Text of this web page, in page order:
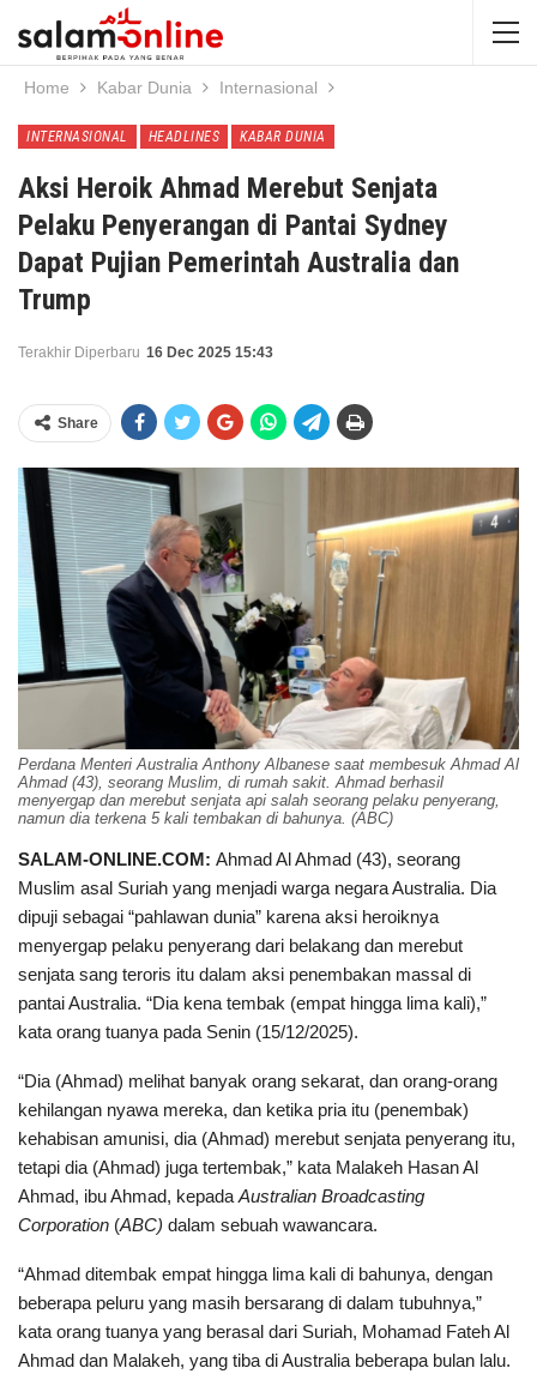
Home Kabar Dunia Internasional
INTERNASIONAL HEADLINES KABAR DUNIA
Aksi Heroik Ahmad Merebut Senjata
Pelaku Penyerangan di Pantai Sydney
Dapat Pujian Pemerintah Australia dan
Trump
Terakhir Diperbaru 16 Dec 2025 15:43
Share
Perdana Menteri Australia Anthony Albanese saat membesuk Ahmad Al
Ahmad (43), seorang Muslim, di rumah sakit. Ahmad berhasil
menyergap dan merebut senjata api salah seorang pelaku penyerang,
namun dia terkena 5 kali tembakan di bahunya. (ABC)
SALAM-ONLINE.COM: Ahmad Al Ahmad (43), seorang
Muslim asal Suriah yang menjadi warga negara Australia. Dia
dipuji sebagai “pahlawan dunia” karena aksi heroiknya
menyergap pelaku penyerang dari belakang dan merebut
senjata sang teroris itu dalam aksi penembakan massal di
pantai Australia. “Dia kena tembak (empat hingga lima kali),”
kata orang tuanya pada Senin (15/12/2025).
“Dia (Ahmad) melihat banyak orang sekarat, dan orang-orang
kehilangan nyawa mereka, dan ketika pria itu (penembak)
kehabisan amunisi, dia (Ahmad) merebut senjata penyerang itu,
tetapi dia (Ahmad) juga tertembak,” kata Malakeh Hasan Al
Ahmad, ibu Ahmad, kepada Australian Broadcasting
Corporation (ABC) dalam sebuah wawancara.
“Ahmad ditembak empat hingga lima kali di bahunya, dengan
beberapa peluru yang masih bersarang di dalam tubuhnya,”
kata orang tuanya yang berasal dari Suriah, Mohamad Fateh Al
Ahmad dan Malakeh, yang tiba di Australia beberapa bulan lalu.